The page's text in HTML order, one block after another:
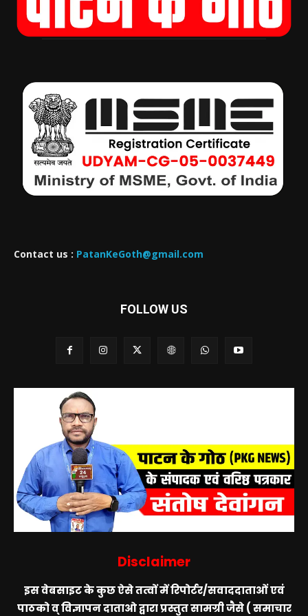
Contact us : PatanKeGoth@gmail.com
FOLLOW US
Disclaimer
इस वेबसाइट के कुछ ऐसे तत्वों में रिपोर्टर/सवाददाताओं एवं
पाठको व् विज्ञापन दाताओ द्वारा प्रस्तुत सामग्री जैसे ( समाचार